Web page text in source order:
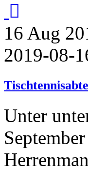
16 Aug
2019-08-
Unter